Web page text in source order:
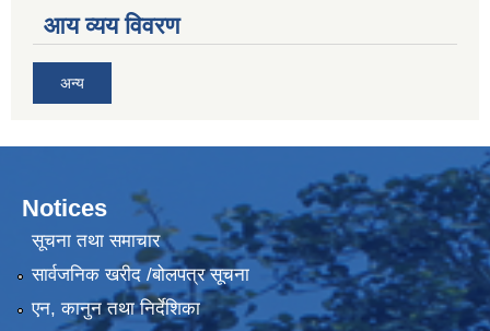
आय व्यय विवरण
अन्य
Notices
सूचना तथा समाचार
सार्वजनिक खरीद /बोलपत्र सूचना
एन, कानुन तथा निर्देशिका